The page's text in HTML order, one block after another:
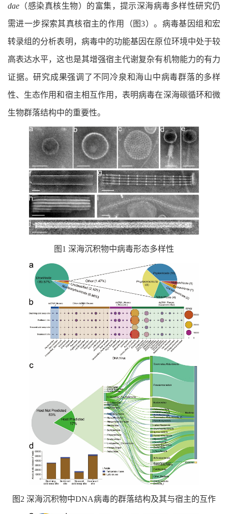
dae （感染真核生物）的富集，提示深海病毒多样性研究仍
需进一步探索其真核宿主的作用（图3）。病毒基因组和宏
转录组的分析表明，病毒中的功能基因在原位环境中处于较
高表达水平，这也是其增强宿主代谢复杂有机物能力的有力
证据。研究成果强调了不同冷泉和海山中病毒群落的多样
性、生态作用和宿主相互作用，表明病毒在深海碳循环和微
生物群落结构中的重要性。
图1 深海沉积物中病毒形态多样性
图2 深海沉积物中DNA病毒的群落结构及其与宿主的互作